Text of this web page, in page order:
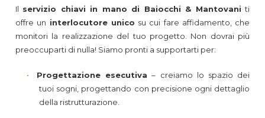
Il servizio chiavi in mano di Baiocchi & Mantovani ti
offre un interlocutore unico su cui fare affidamento, che
monitori la realizzazione del tuo progetto. Non dovrai più
preoccuparti di nulla! Siamo pronti a supportarti per:
Progettazione esecutiva – creiamo lo spazio dei
tuoi sogni, progettando con precisione ogni dettaglio
della ristrutturazione.